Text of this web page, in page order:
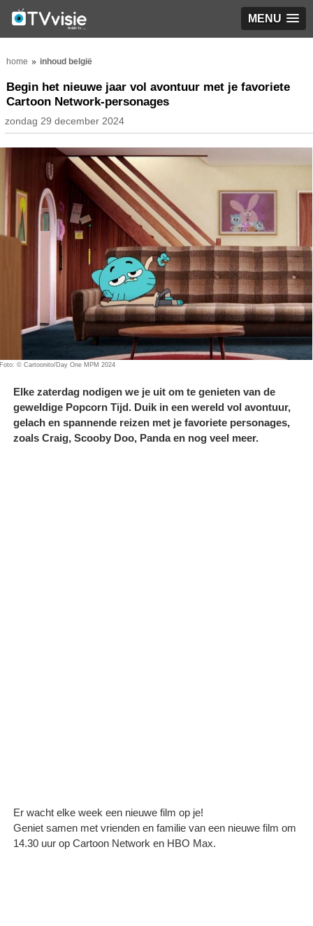
MENU
home inhoud belgië
Begin het nieuwe jaar vol avontuur met je favoriete
Cartoon Network-personages
zondag 29 december 2024
Foto: © Cartoonito/Day One MPM 2024
Elke zaterdag nodigen we je uit om te genieten van de
geweldige Popcorn Tijd. Duik in een wereld vol avontuur,
gelach en spannende reizen met je favoriete personages,
zoals Craig, Scooby Doo, Panda en nog veel meer.
Er wacht elke week een nieuwe film op je!
Geniet samen met vrienden en familie van een nieuwe film om
14.30 uur op Cartoon Network en HBO Max.